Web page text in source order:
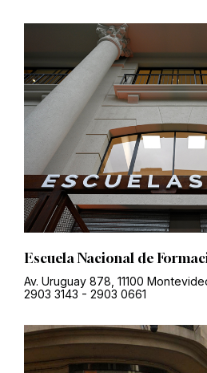
Escuela Nacional de
Av. Uruguay 878, 11100
2903 3143 - 2903 0661